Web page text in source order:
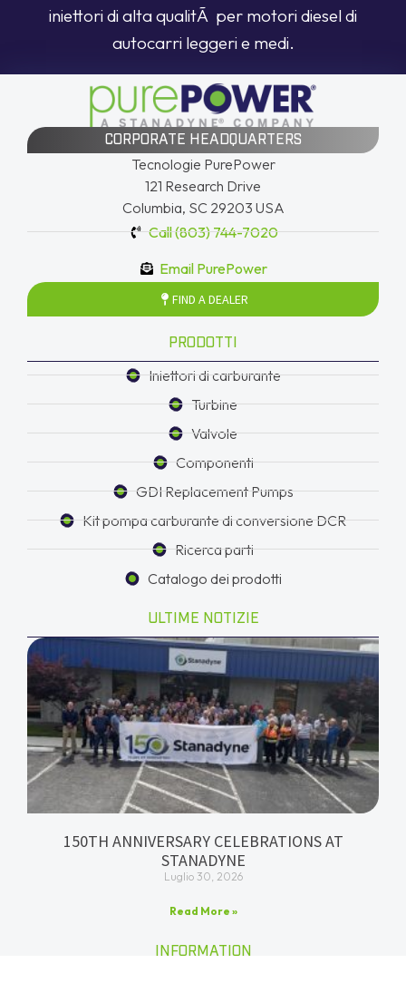
iniettori di alta qualitÃ per motori diesel di
autocarri leggeri e medi.
CORPORATE HEADQUARTERS
Tecnologie PurePower
121 Research Drive
Columbia, SC 29203 USA
Call (803) 744-7020
Email PurePower
FIND A DEALER
PRODOTTI
Iniettori di carburante
Turbine
Valvole
Componenti
GDI Replacement Pumps
Kit pompa carburante di conversione DCR
Ricerca parti
Catalogo dei prodotti
ULTIME NOTIZIE
150TH ANNIVERSARY CELEBRATIONS AT
STANADYNE
Luglio 30, 2026
Read More »
INFORMATION